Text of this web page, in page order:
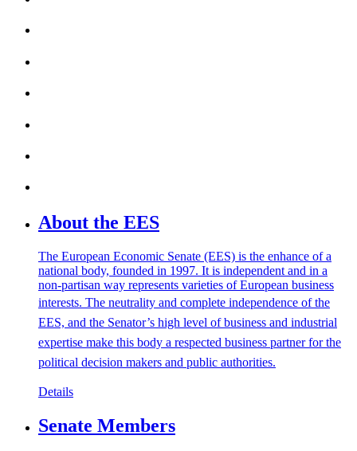
About the EES
The European Economic Senate (EES) is the enhance of a
national body, founded in 1997. It is independent and in a
non-partisan way represents varieties of European business
interests. The neutrality and complete independence of the
EES, and the Senator’s high level of business and industrial
expertise make this body a respected business partner for the
political decision makers and public authorities.
Details
Senate Members